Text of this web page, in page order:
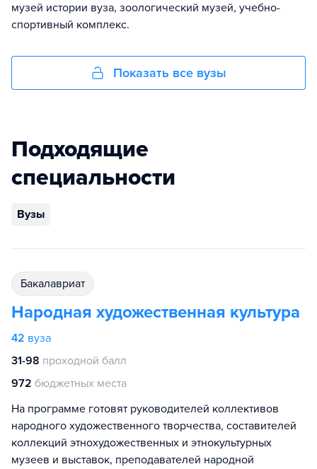
музей истории вуза, зоологический музей, учебно-
спортивный комплекс.
Показать все вузы
Подходящие
специальности
Вузы
бакалавриат
Народная художественная культура
42 вуза
31-98 проходной балл
972 бюджетных места
На программе готовят руководителей коллективов
народного художественного творчества, составителей
коллекций этнохудожественных и этнокультурных
музеев и выставок, преподавателей народной